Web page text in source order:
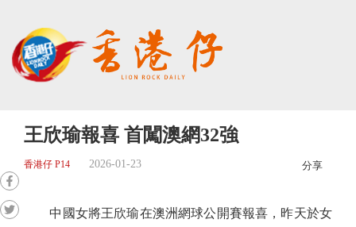
王欣瑜報喜 首闖澳網32強
香港仔 P14 2026-01-23 分享
中國女將王欣瑜在澳洲網球公開賽報喜，昨天於女